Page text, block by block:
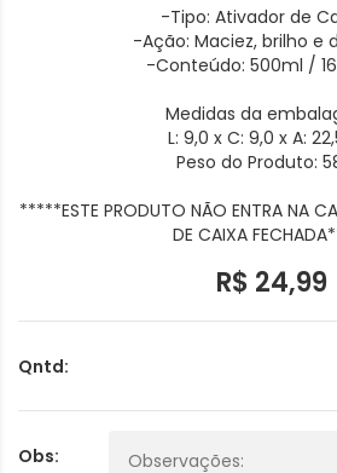
-Tipo: Ativador de
-Ação: Maciez, brilho e
-Conteúdo: 500ml /
Medidas da
L: 9,0 x C: 9,0 x A:
Peso do Produto:
*****ESTE PRODUTO NÃO ENTRA NA
DE CAIXA
R$ 24,99
Qntd:
Obs: